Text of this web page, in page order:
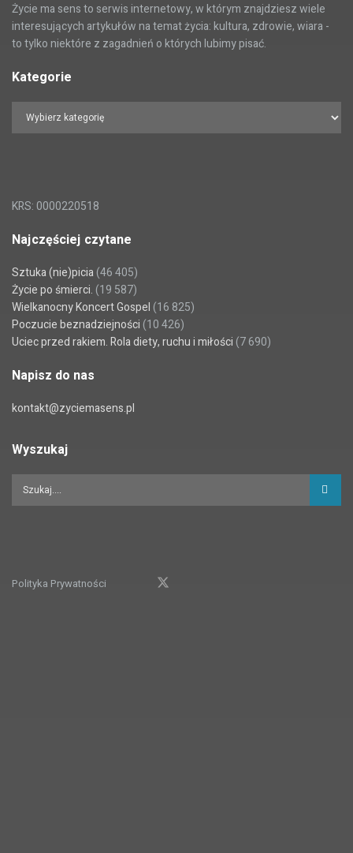
Życie ma sens to serwis internetowy, w którym znajdziesz wiele
interesujących artykułów na temat życia: kultura, zdrowie, wiara -
to tylko niektóre z zagadnień o których lubimy pisać.
Kategorie
KRS: 0000220518
Najczęściej czytane
Sztuka (nie)picia(46 405)
Życie po śmierci. (19 587)
Wielkanocny Koncert Gospel (16 825)
Poczucie beznadziejności (10 426)
Uciec przed rakiem. Rola diety, ruchu i miłości (7 690)
Napisz do nas
kontakt@zyciemasens.pl
Wyszukaj
Polityka Prywatności